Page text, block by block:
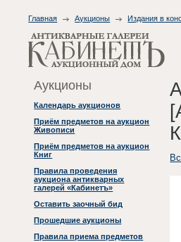
Главная Аукционы Издания в
Аукционы
Календарь аукционов
Приём предметов на аукцион
Живописи
Приём предметов на аукцион
Книг
Правила проведения
аукциона антикварных
галерей «Кабинетъ»
Оставить заочный бид
Прошедшие аукционы
Правила приема предметов